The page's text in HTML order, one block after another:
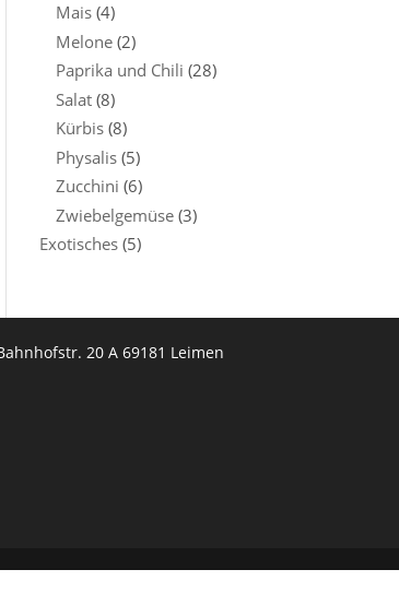
Mais (4)
Melone (2)
Paprika und Chili (28)
Salat (8)
Kürbis (8)
Physalis (5)
Zucchini (6)
Zwiebelgemüse (3)
Exotisches (5)
20 A 69181 Leimen